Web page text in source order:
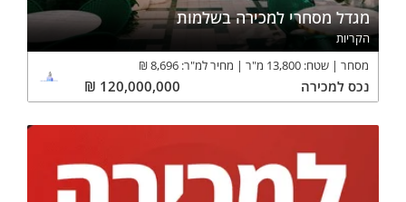
מגדל מסחרי למכירה בשלמות
הקריות
מסחר
שטח: 13,800 מ"ר מחיר למ"ר: 8,696
₪
נכס למכירה 120,000,000
₪